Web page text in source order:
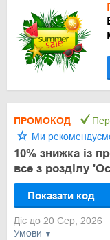
Умови
ПРОМОКОД
Ми
10% знижка із
все з розділу
Показати код
Діє до 20 Сер, 2026